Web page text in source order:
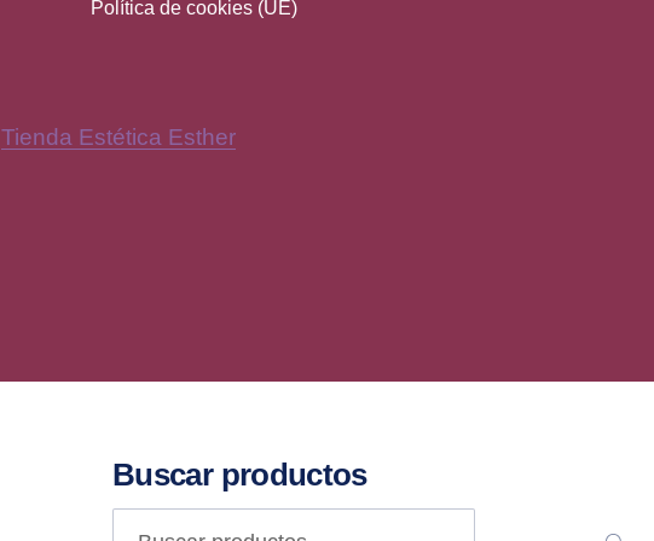
Política de cookies (UE)
Tienda Estética Esther
Buscar productos
Buscar